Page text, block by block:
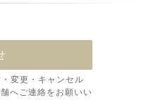
変更・キャンセル
へご連絡をお願いい